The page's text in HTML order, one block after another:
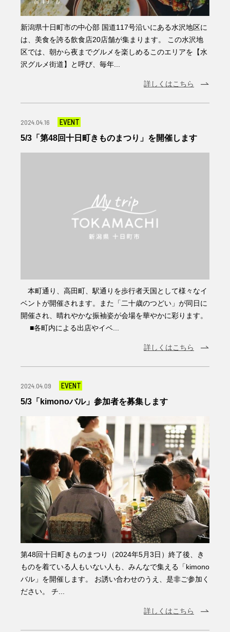
新潟県十日町市の中心部 国道117号沿いにある水沢地区に
は、美食を誇る飲食店20店舗が集まります。 この水沢地
区では、朝から夜までグルメを楽しめるこのエリアを【水
沢グルメ街道】と呼び、毎年...
詳しくはこちら
2024.04.16 EVENT
5/3「第48回十日町きものまつり」を開催します
本町通り、高田町、駅通りを歩行者天国として様々なイ
ベントが開催されます。また「二十歳のつどい」が同日に
開催され、晴れやかな振袖姿が会場を華やかに彩ります。
■各町内による出店やイベ...
詳しくはこちら
2024.04.09 EVENT
5/3「kimonoバル」参加者を募集します
第48回十日町きものまつり（2024年5月3日）終了後、き
ものを着ている人もいない人も、みんなで集える「kimono
バル」を開催します。 お誘い合わせのうえ、是非ご参加く
ださい。 チ...
詳しくはこちら